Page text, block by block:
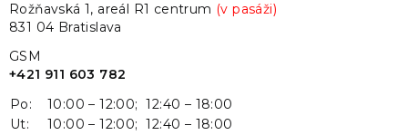
Rožňavská 1, areál R1 centrum (v pasáži)
831 04 Bratislava
GSM
+421 911 603 782
Po:
10:00 – 12:00; 12:40 – 18:00
Ut:
10:00 – 12:00; 12:40 – 18:00